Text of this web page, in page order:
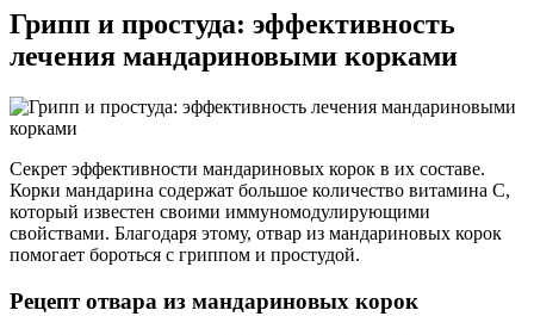
Грипп и простуда: эффективность
лечения мандариновыми корками
Секрет эффективности мандариновых корок в их составе.
Корки мандарина содержат большое количество витамина C,
который известен своими иммуномодулирующими
свойствами. Благодаря этому, отвар из мандариновых корок
помогает бороться с гриппом и простудой.
Рецепт отвара из мандариновых корок